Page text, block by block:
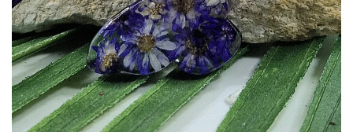
Colier / Pandantiv
Brățară
Bijuterii copii
Colier / Pandantiv
Colier de prietenie
Brățară